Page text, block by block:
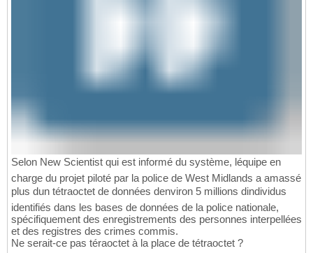
Selon New Scientist qui est informé du système, léquipe en
charge du projet piloté par la police de West Midlands a amassé
plus dun tétraoctet de données denviron 5 millions dindividus
identifiés dans les bases de données de la police nationale,
spécifiquement des enregistrements des personnes interpellées
et des registres des crimes commis.
Ne serait-ce pas téraoctet à la place de tétraoctet ?